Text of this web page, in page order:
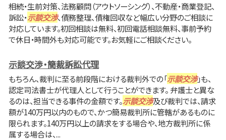
相続・生前対策、法務顧問（アウトソーシング）、不動産・商業登記、
訴訟・示談交渉、債務整理、債権回収など幅広い分野のご相談に
対応しています。初回相談は無料、初回電話相談無料、事前予約
で休日・時間外も対応可能です。お気軽にご相談ください。
示談交渉・簡裁訴訟代理
もちろん、裁判に至る前段階における裁判外での「示談交渉」も、
認定司法書士が代理人として行うことができます。 弁護士と異な
るのは、担当できる事件の金額です。示談交渉及び裁判では、請求
額が140万円以内のもので、かつ簡易裁判所に管轄があるものに
限られます。140万円以上の請求をする場合や、地方裁判所に係
属する場合は、...